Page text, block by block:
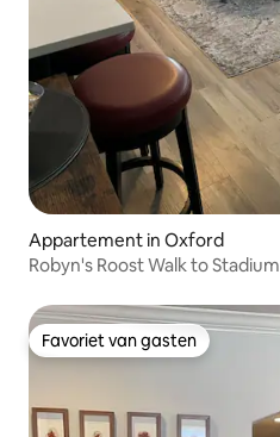
Appartement in Oxford
Robyn's Roost Walk to Stadium
Favoriet van gasten
Favoriet van gasten